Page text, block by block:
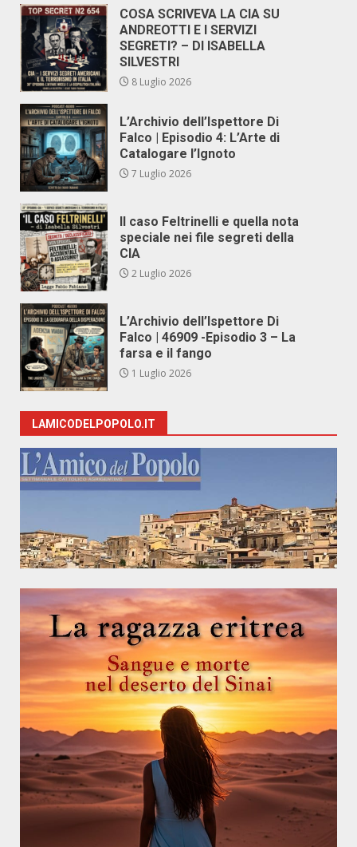
COSA SCRIVEVA LA CIA SU
ANDREOTTI E I SERVIZI
SEGRETI? – DI ISABELLA
SILVESTRI
8 Luglio 2026
L’Archivio dell’Ispettore Di
Falco | Episodio 4: L’Arte di
Catalogare l’Ignoto
7 Luglio 2026
Il caso Feltrinelli e quella nota
speciale nei file segreti della
CIA
2 Luglio 2026
L’Archivio dell’Ispettore Di
Falco | 46909 -Episodio 3 – La
farsa e il fango
1 Luglio 2026
LAMICODELPOPOLO.IT